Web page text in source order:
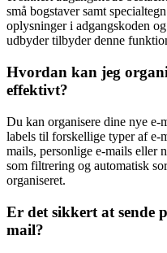
små bogstaver samt
oplysninger i adgangskoden
udbyder tilbyder denne
Hvordan kan jeg
effektivt?
Du kan organisere dine nye e-
labels til forskellige typer af e-
mails, personlige e-mails eller
som filtrering og automatisk
organiseret.
Er det sikkert at sende
mail?